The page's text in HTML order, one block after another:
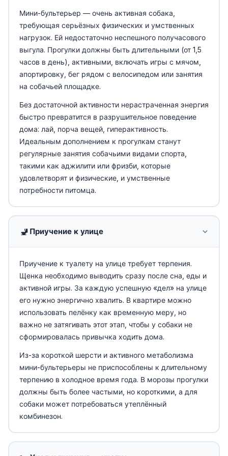
Мини-бультерьер — очень активная собака,
требующая серьёзных физических и умственных
нагрузок. Ей недостаточно неспешного получасового
выгула. Прогулки должны быть длительными (от 1,5
часов в день), активными, включать игры с мячом,
апортировку, бег рядом с велосипедом или занятия
на собачьей площадке.
Без достаточной активности нерастраченная энергия
быстро превратится в разрушительное поведение
дома: лай, порча вещей, гиперактивность.
Идеальным дополнением к прогулкам станут
регулярные занятия собачьими видами спорта,
такими как аджилити или фризби, которые
удовлетворят и физические, и умственные
потребности питомца.
🚽 Приучение к улице
Приучение к туалету на улице требует терпения.
Щенка необходимо выводить сразу после сна, еды и
активной игры. За каждую успешную «дел» на улице
его нужно энергично хвалить. В квартире можно
использовать пелёнку как временную меру, но
важно не затягивать этот этап, чтобы у собаки не
сформировалась привычка ходить дома.
Из-за короткой шерсти и активного метаболизма
мини-бультерьеры не приспособлены к длительному
терпению в холодное время года. В морозы прогулки
должны быть более частыми, но короткими, а для
собаки может потребоваться утеплённый
комбинезон.